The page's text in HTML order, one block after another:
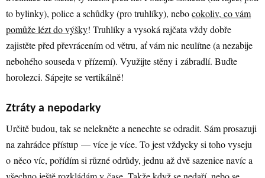
to bylinky), police a schůdky (pro truhlíky), nebocokoliv, co vám
pomůže lézt do výšky! Truhlíky a vysoká rajčata vždy dobře
zajistěte před převrácením od větru, ať vám nic neulítne (a nezabije
nebohého souseda v přízemí). Využijte stěny i zábradlí. Buďte
horolezci. Sápejte se vertikálně!
Ztráty a nepodarky
Určitě budou, tak se nelekněte a nenechte se odradit. Sám prosazuji
na zahrádce přístup — více je více. To jest vždycky si toho vyseju
o něco víc, pořídím si různé odrůdy, jednu až dvě sazenice navíc a